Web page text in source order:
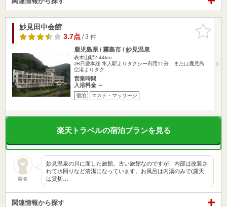
お気に入
りに追加
妙見田中会館
3.7点/ 3 件
鹿児島県 / 霧島市 / 妙見温泉
表木山駅2.44km
JR日豊本線 隼人駅よりタクシー利用15分、または鹿児島
空港よりタク…
営業時間
入浴料金 ～
宿泊 エステ・マッサージ
楽天トラベルの宿泊プランを見る
匿名
妙見温泉の川に面した旅館。古い旅館なのですが、内部は改装さ
れて水回りなど清潔になっています。お風呂は内湯のみで(露天
は貸切…
関連情報から探す